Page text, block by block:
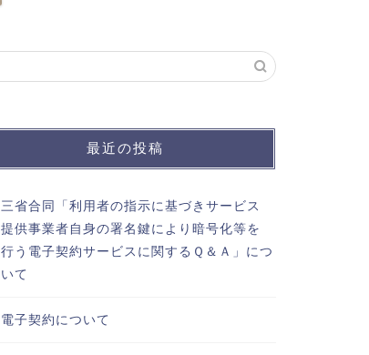
最近の投稿
三省合同「利用者の指示に基づきサービス
提供事業者自身の署名鍵により暗号化等を
行う電子契約サービスに関するＱ＆Ａ」につ
いて
電子契約について